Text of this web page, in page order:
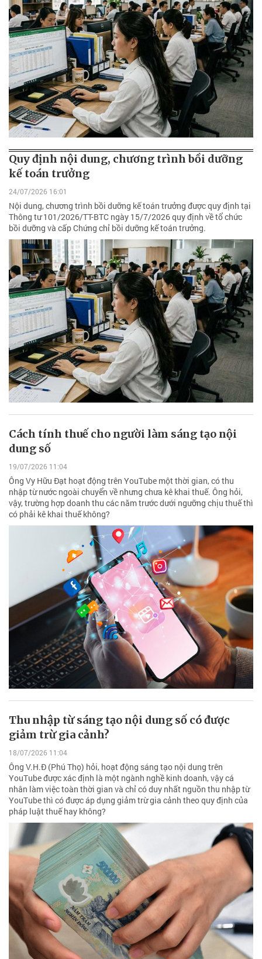
Quy định nội dung, chương trình bồi dưỡng
kế toán trưởng
24/07/2026 16:01
Nội dung, chương trình bồi dưỡng kế toán trưởng được quy định tại
Thông tư 101/2026/TT-BTC ngày 15/7/2026 quy định về tổ chức
bồi dưỡng và cấp Chứng chỉ bồi dưỡng kế toán trưởng.
Cách tính thuế cho người làm sáng tạo nội
dung số
19/07/2026 11:04
Ông Vy Hữu Đạt hoạt động trên YouTube một thời gian, có thu
nhập từ nước ngoài chuyển về nhưng chưa kê khai thuế. Ông hỏi,
vậy, trường hợp doanh thu các năm trước dưới ngưỡng chịu thuế thì
có phải kê khai thuế không?
Thu nhập từ sáng tạo nội dung số có được
giảm trừ gia cảnh?
18/07/2026 11:04
Ông V.H.Đ (Phú Thọ) hỏi, hoạt động sáng tạo nội dung trên
YouTube được xác định là một ngành nghề kinh doanh, vậy cá
nhân làm việc toàn thời gian và chỉ có duy nhất nguồn thu nhập từ
YouTube thì có được áp dụng giảm trừ gia cảnh theo quy định của
pháp luật thuế hay không?